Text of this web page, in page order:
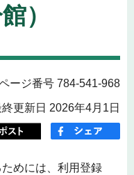
）
ージ番号 784-541-968
更新日 2026年4月1日
めには、利用登録